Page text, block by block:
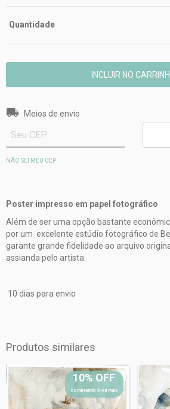
Quantidade
Entregas para o CEP:
Meios de envio
NÃO SEI MEU CEP
Poster impresso em papel fotográfico
Além de ser uma opção bastante
por um excelente estúdio fotográfico de
garante grande fidelidade ao arquivo
assianda pelo artista.
10 dias para envio
Produtos similares
10% OFF
comprando 5 ou mais